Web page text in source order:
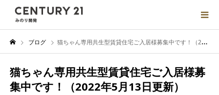
ブログ 猫ちゃん専用共生型賃貸住宅ご入居様募集中です！（2022年5月13日更新）
猫ちゃん専用共生型賃貸住宅ご入居様募
集中です！（2022年5月13日更新）